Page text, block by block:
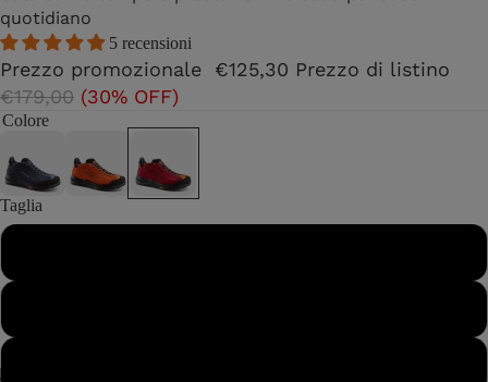
quotidiano
5 recensioni
Prezzo promozionale €125,30 Prezzo di listino
€179,00 (30% OFF)
Colore
Taglia